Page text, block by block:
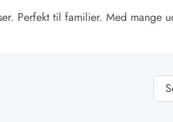
Perfekt til familier. Med mange